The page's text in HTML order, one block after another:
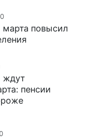
марта повысил
ждут
пенсии